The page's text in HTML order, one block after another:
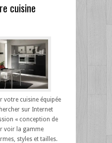
cuisine
votre cuisine équipée
sur Internet
« conception de
voir la gamme
styles et tailles.